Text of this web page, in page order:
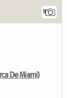
11
De Miami)